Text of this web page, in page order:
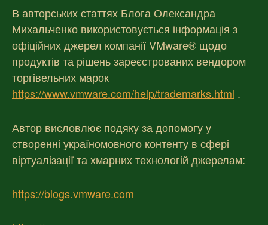
В авторських статтях Блога Олександра
Михальченко використовується інформація з
офіційних джерел компанії VMware® щодо
продуктів та рішень зареєстрованих вендором
торгівельних марок
https://www.vmware.com/help/trademarks.html .
Автор висловлює подяку за допомогу у
створенні україномовного контенту в сфері
віртуалізації та хмарних технологій джерелам:
https://blogs.vmware.com